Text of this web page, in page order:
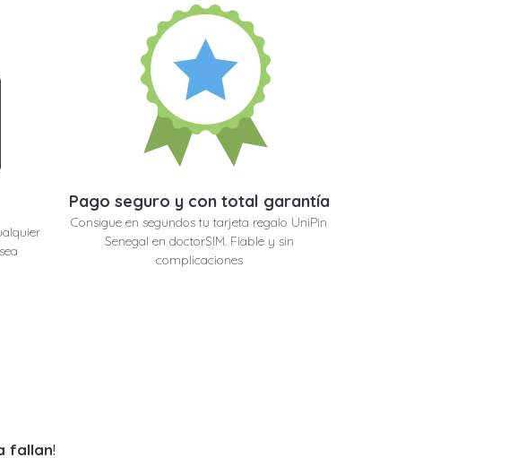
Pago seguro y con total garantía
Consigue en segundos tu tarjeta regalo UniPin
Senegal en doctorSIM. Fiable y sin
complicaciones
fallan!